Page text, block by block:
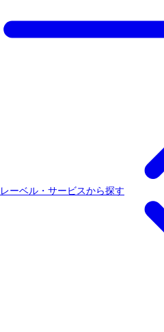
レーベル・サービスから探す